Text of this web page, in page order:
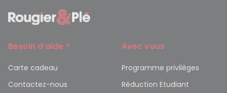
Besoin d’aide ?
Carte cadeau
Contactez-nous
Avec vous
Programme privilèges
Réduction Etudiant